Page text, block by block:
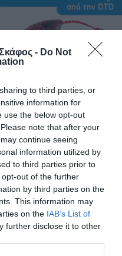
- Do Not
to third parties, or
information for
use the below opt-out
note that after your
continue seeing
information utilized by
to third parties prior to
out of the further
by third parties on the
This information may
on the IAB’s List of
further disclose it to other
από την DTD
που µιµείται σουπιά,
χρώµατα που
του επεξεργασία.
για την προσάρτησή